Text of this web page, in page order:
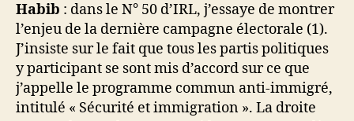
Habib : dans le N° 50 d’IRL, j’essaye de montrer
l’enjeu de la dernière campagne électorale (1).
J’insiste sur le fait que tous les partis politiques
y participant se sont mis d’accord sur ce que
j’appelle le programme commun anti-immigré,
intitulé « Sécurité et immigration ». La droite